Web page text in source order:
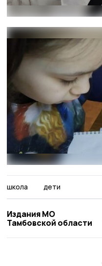
школа дети
Издания МО
Тамбовской области